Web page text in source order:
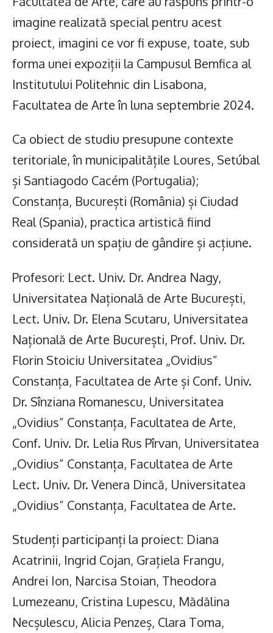
imagine realizată special pentru acest
proiect, imagini ce vor fi expuse, toate, sub
forma unei expoziții la Campusul Bemfica al
Institutului Politehnic din Lisabona,
Facultatea de Arte în luna septembrie 2024.
Ca obiect de studiu presupune contexte
teritoriale, în municipalitățile Loures, Setúbal
și Santiagodo Cacém (Portugalia);
Constanța, București (România) și Ciudad
Real (Spania), practica artistică fiind
considerată un spațiu de gândire și acțiune.
Profesori: Lect. Univ. Dr. Andrea Nagy,
Universitatea Națională de Arte București,
Lect. Univ. Dr. Elena Scutaru, Universitatea
Națională de Arte București, Prof. Univ. Dr.
Florin Stoiciu Universitatea „Ovidius”
Constanța, Facultatea de Arte și Conf. Univ.
Dr. Sînziana Romanescu, Universitatea
„Ovidius” Constanța, Facultatea de Arte,
Conf. Univ. Dr. Lelia Rus Pîrvan, Universitatea
„Ovidius” Constanța, Facultatea de Arte
Lect. Univ. Dr. Venera Dincă, Universitatea
„Ovidius” Constanța, Facultatea de Arte.
Studenți participanți la proiect: Diana
Acatrinii, Ingrid Cojan, Grațiela Frangu,
Andrei Ion, Narcisa Stoian, Theodora
Lumezeanu, Cristina Lupescu, Mădălina
Necșulescu, Alicia Penzeș, Clara Toma,